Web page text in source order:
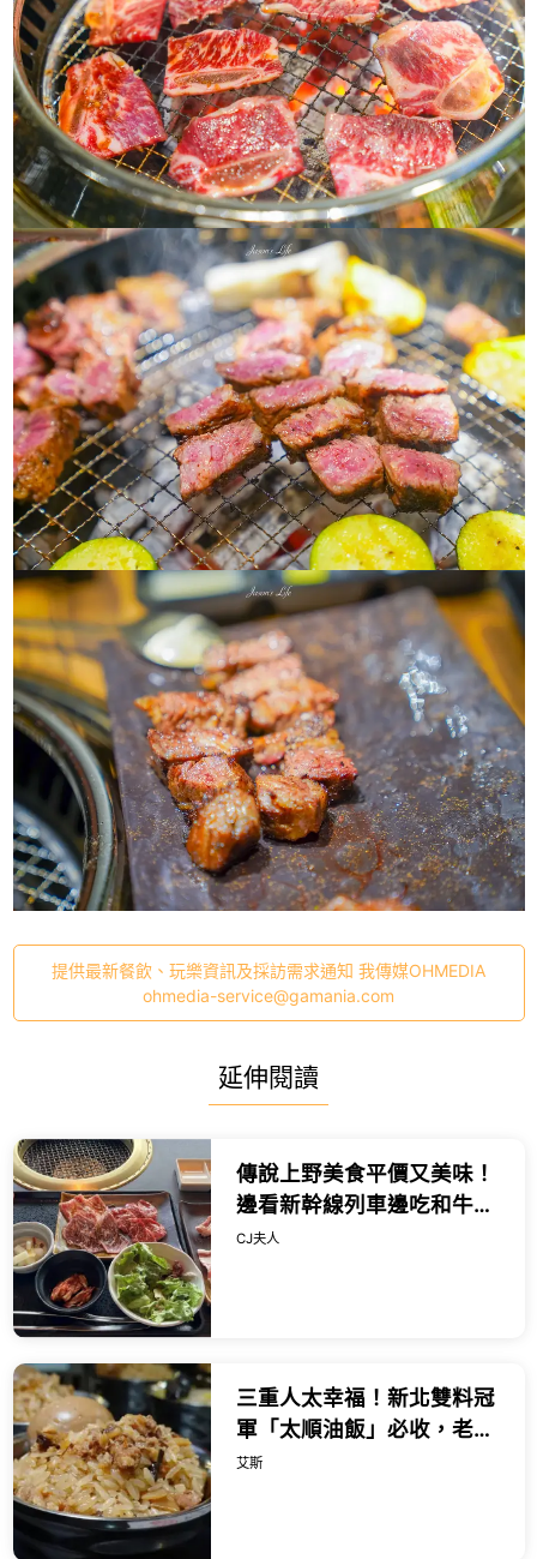
提供最新餐飲、玩樂資訊及採訪需求通知 我傳媒OHMEDIA
ohmedia-service@gamania.com
延伸閱讀
傳說上野美食平價又美味！
邊看新幹線列車邊吃和牛燒
肉，一份千日圓出頭就能吃
CJ夫人
三重人太幸福！新北雙料冠
軍「太順油飯」必收，老饕
曝：淋上這個靈魂醬料直接
艾斯